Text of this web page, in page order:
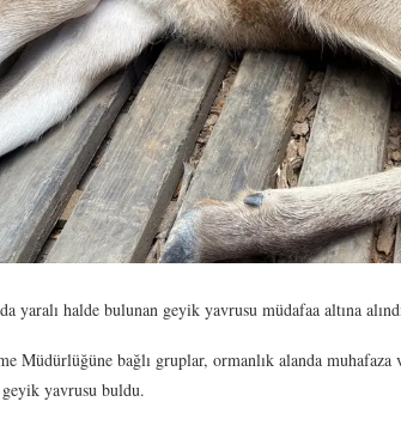
yaralı halde bulunan geyik yavrusu müdafaa altına
Müdürlüğüne bağlı gruplar, ormanlık alanda
geyik yavrusu buldu.